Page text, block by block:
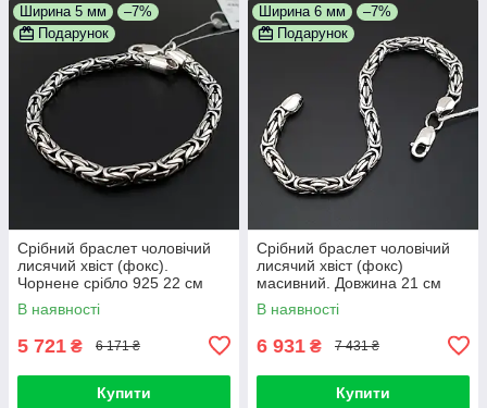
Ширина 5 мм
–7%
Подарунок
Срібний браслет чоловічий
лисячий хвіст (фокс).
Чорнене срібло 925 22 см
В наявності
5 721 ₴ 6 171 ₴
Купити
Ширина 6 мм
–7%
Подарунок
Срібний браслет чоловічий
лисячий хвіст (фокс)
масивний. Довжина 21 см
В наявності
6 931 ₴ 7 431 ₴
Купити